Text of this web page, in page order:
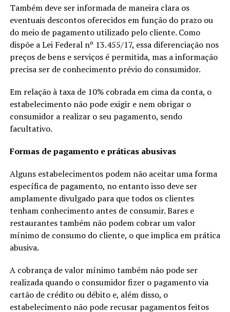
Também deve ser informada de maneira clara os
eventuais descontos oferecidos em função do prazo ou
do meio de pagamento utilizado pelo cliente. Como
dispõe a Lei Federal nº 13.455/17, essa diferenciação nos
preços de bens e serviços é permitida, mas a informação
precisa ser de conhecimento prévio do consumidor.
Em relação à taxa de 10% cobrada em cima da conta, o
estabelecimento não pode exigir e nem obrigar o
consumidor a realizar o seu pagamento, sendo
facultativo.
Formas de pagamento e práticas abusivas
Alguns estabelecimentos podem não aceitar uma forma
específica de pagamento, no entanto isso deve ser
amplamente divulgado para que todos os clientes
tenham conhecimento antes de consumir. Bares e
restaurantes também não podem cobrar um valor
mínimo de consumo do cliente, o que implica em prática
abusiva.
A cobrança de valor mínimo também não pode ser
realizada quando o consumidor fizer o pagamento via
cartão de crédito ou débito e, além disso, o
estabelecimento não pode recusar pagamentos feitos